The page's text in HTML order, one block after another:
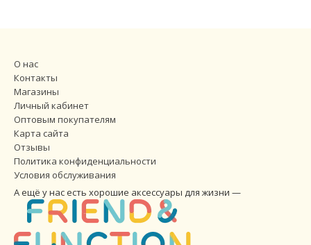
О нас
Контакты
Магазины
Личный кабинет
Оптовым покупателям
Карта сайта
Отзывы
Политика конфиденциальности
Условия обслуживания
А ещё у нас есть хорошие аксессуары для жизни —